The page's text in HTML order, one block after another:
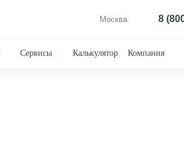
Москва 8
Сервисы Калькулятор Компания